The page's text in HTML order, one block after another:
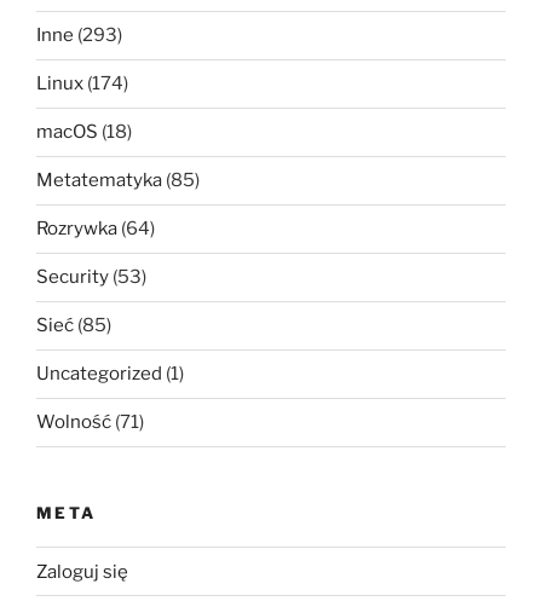
Inne (293)
Linux (174)
macOS (18)
Metatematyka (85)
Rozrywka (64)
Security (53)
Sieć (85)
Uncategorized (1)
Wolność (71)
META
Zaloguj się